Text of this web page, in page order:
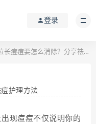
登录
痘痘要怎么消除？分享祛痘护理方法
护理方法
现痘痘不仅说明你的